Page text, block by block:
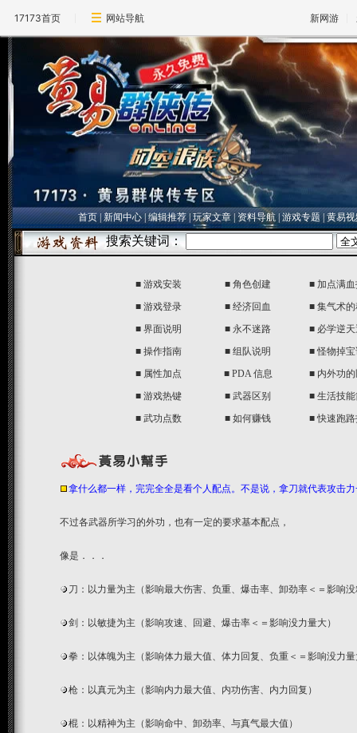
17173首页 网站导航 新网游
首页|新闻中心|编辑推荐|玩家文章|资料导航|游戏专题|黄易
■ 游戏安装 ■角色创建 ■加点满
■ 游戏登录 ■经济回血 ■集气术
■ 界面说明 ■ 永不迷路 ■ 必学逆
■ 操作指南 ■组队说明 ■怪物掉
■ 属性加点 ■ PDA 信息 ■ 内外功
■ 游戏热键 ■武器区别 ■生活技
■ 武功点数 ■如何赚钱 ■快速跑
拿什么都一样，完完全全是看个人配点。不是说，拿刀就代表攻击
不过各武器所学习的外功，也有一定的要求基本配点，
像是．．．
刀：以力量为主（影响最大伤害、负重、爆击率、卸劲率＜＝影响
剑：以敏捷为主（影响攻速、回避、爆击率＜＝影响没力量大）
拳：以体魄为主（影响体力最大值、体力回复、负重＜＝影响没力
枪：以真元为主（影响内力最大值、内功伤害、内力回复）
棍：以精神为主（影响命中、卸劲率、与真气最大值）